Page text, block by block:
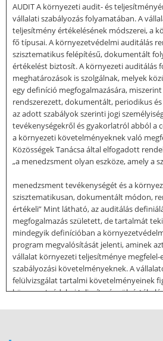
AUDIT A környezeti audit- és
vállalati szabályozás folyamatában. A
teljesítmény értékelésének módszerei, a
fő típusai. A környezetvédelmi auditálás
szisztematikus felépítésű, dokumentált
értékelést biztosít. A környezeti auditálás
meghatározások is szolgálnak, melyek
egy definíció megfogalmazására, miszerint
rendszerezett, dokumentált, periodikus
az adott szabályok szerinti jogi
tevékenységekről és gyakorlatról abból a
a környezeti követelményeknek való
Közösségek Tanácsa által elfogadott
„a menedzsment olyan eszköze, amely a
menedzsment tevékenységét és a
szisztematikusan, dokumentált módon,
értékeli” Mint látható, az auditálás
megfogalmazás született, de tartalmát
mindegyik definícióban a
program megvalósítását jelenti, aminek
vállalat környezeti teljesítménye megfelel-
szabályozási követelményeknek. A
felülvizsgálat tartalmi követelményeinek
környezetvédelmi teljesítményük